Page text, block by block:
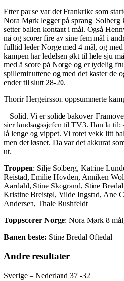
Etter pause var det Frankrike som
Nora Mørk legger på sprang. Solberg
setter ballen kontant i mål. Også
nå og scorer fire av sine fem mål i
fulltid leder Norge med 4 mål, og
kampen har ledelsen økt til hele sju
med å score på Norge og er tydelig
spilleminuttene og med det kaster de
ender til slutt 28-20.
Thorir Hergeirsson oppsummerte
– Solid. Vi er solide bakover.
sier landsagssjefen til TV3. Han la
lå lenge og vippet. Vi rotet vekk litt
men det løsnet. Da var det akkurat
ut.
Troppen: Silje Solberg, Katrine
Reistad, Emilie Hovden, Anniken
Aardahl, Stine Skogrand, Stine
Kristine Breistøl, Vilde Ingstad, Ane
Andersen, Thale Rushfeldt
Toppscorer Norge: Nora Mørk 8
Banen beste: Stine Bredal Oftedal
Andre resultater
Sverige – Nederland 37 -32